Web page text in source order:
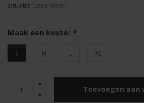
situatie. Lees meer..
Maak een keuze: *
S M L XL
Toevoegen aan